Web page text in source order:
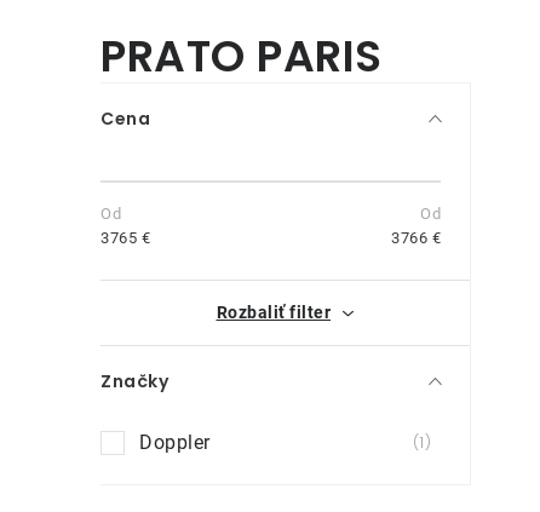
PRATO PARIS
B
č
n
ý
p
a
n
e
Cena
3765 € 3766 €
Rozbaliť filter
Značky
Doppler 1